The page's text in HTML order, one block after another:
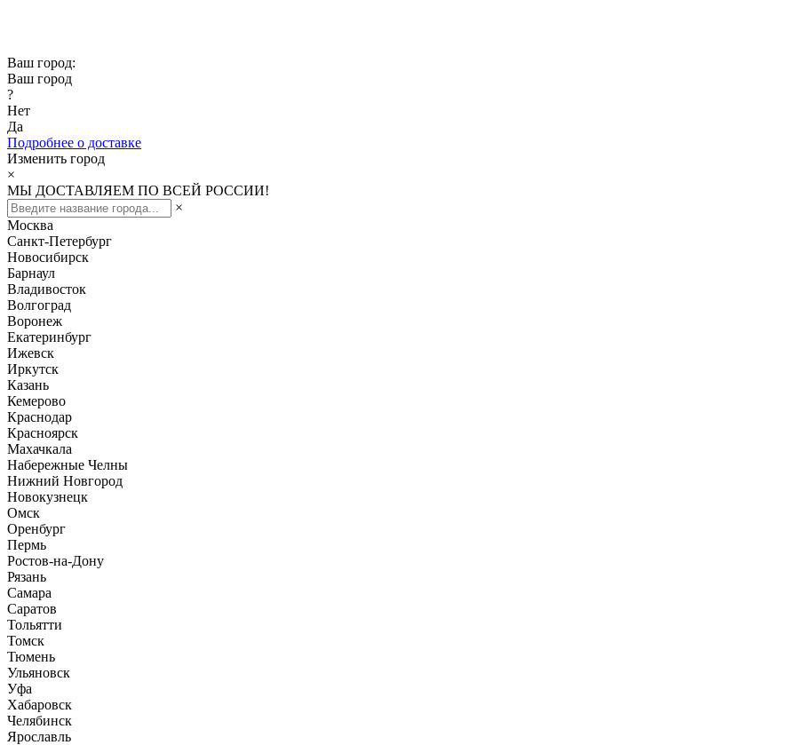
Ваш город:
Ваш город
?
Нет
Да
Подробнее о доставке
Изменить город
×
МЫ ДОСТАВЛЯЕМ ПО ВСЕЙ РОССИИ!
×
Москва
Санкт-Петербург
Новосибирск
Барнаул
Владивосток
Волгоград
Воронеж
Екатеринбург
Ижевск
Иркутск
Казань
Кемерово
Краснодар
Красноярск
Махачкала
Набережные Челны
Нижний Новгород
Новокузнецк
Омск
Оренбург
Пермь
Ростов-на-Дону
Рязань
Самара
Саратов
Тольятти
Томск
Тюмень
Ульяновск
Уфа
Хабаровск
Челябинск
Ярославль